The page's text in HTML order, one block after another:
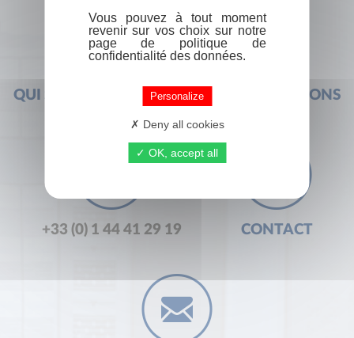
QUI SOMMES-NOUS ?FOIRE AUX QUESTIONS
+33 (0) 1 44 41 29 19 CONTACT
Vous pouvez à tout moment
revenir sur vos choix sur notre
page de politique de
confidentialité des données.
Personalize
Deny all cookies
OK, accept all